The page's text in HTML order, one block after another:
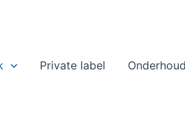
Private label Onderhoud